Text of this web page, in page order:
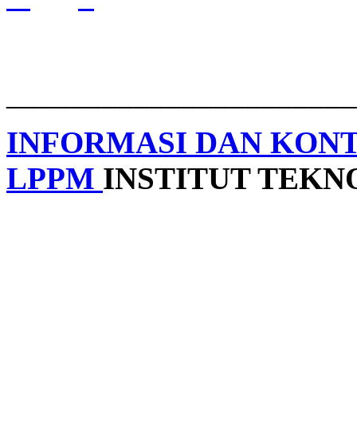
INFORMASI DAN
LPPM INSTITUT